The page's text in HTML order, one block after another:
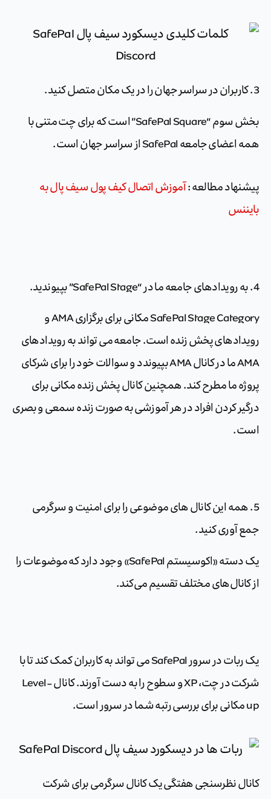
3. کاربران در سراسر جهان را در یک مکان متصل کنید.
بخش سوم “SafePal Square” است که برای چت متنی با
همه اعضای جامعه SafePal از سراسر جهان است.
پیشنهاد مطالعه : آموزش اتصال کیف پول سیف پال به
بایننس
4. به رویدادهای جامعه ما در “SafePal Stage” بپیوندید.
SafePal Stage Category مکانی برای برگزاری AMA و
رویدادهای پخش زنده است. جامعه می تواند به رویدادهای
AMA ما در کانال AMA بپیوندد و سوالات خود را برای شرکای
پروژه ما مطرح کند. همچنین کانال پخش زنده مکانی برای
درگیر کردن افراد در هر آموزشی به صورت زنده سمعی و بصری
است.
5. همه این کانال های موضوعی را برای امنیت و سرگرمی
جمع آوری کنید.
یک دسته «اکوسیستم SafePal» وجود دارد که موضوعات را
از کانال‌های مختلف تقسیم می‌کند.
یک ربات در سرور SafePal می تواند به کاربران کمک کند تا با
شرکت در چت، XP و سطوح را به دست آورند. کانال Level-
up مکانی برای بررسی رتبه شما در سرور است.
کانال نظرسنجی هفتگی یک کانال سرگرمی برای شرکت